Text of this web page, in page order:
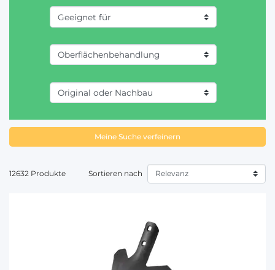
Meine Suche verfeinern
12632 Produkte Sortieren nach